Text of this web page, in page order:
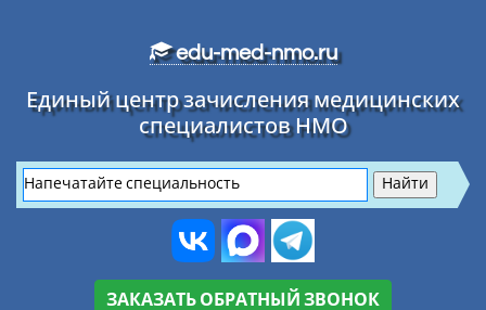
edu-med-nmo.ru
Единый центр зачисления медицинских
специалистов НМО
ЗАКАЗАТЬ ОБРАТНЫЙ ЗВОНОК